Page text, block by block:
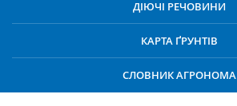
ДІЮЧІ РЕЧОВИНИ
КАРТА ҐРУНТІВ
СЛОВНИК АГРОНОМА